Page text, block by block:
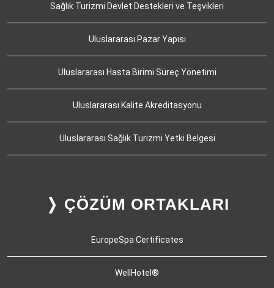
Sağlık Turizmi Devlet Destekleri ve Teşvikleri
Uluslararası Pazar Yapısı
Uluslararası Hasta Birimi Süreç Yönetimi
Uluslararası Kalite Akreditasyonu
Uluslararası Sağlık Turizmi Yetki Belgesi
❭ ÇÖZÜM ORTAKLARI
EuropeSpa Certificates
WellHotel®